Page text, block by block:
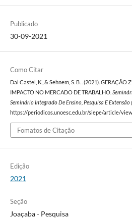
Publicado
30-09-2021
Como Citar
Dal Castel, K., & Sehnem, S. B. . (2021). GERAÇÃO
IMPACTO NO MERCADO DE TRABALHO.
Seminário Integrado De Ensino, Pesquisa E Extensão
https://periodicos.unoesc.edu.br/siepe/article/
Fomatos de Citação
Edição
2021
Seção
Joaçaba - Pesquisa